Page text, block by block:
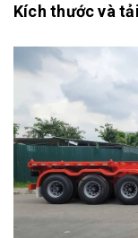
Kích thước và